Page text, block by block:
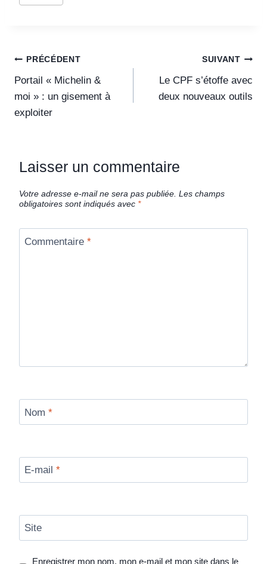
PRÉCÉDENT
Portail « Michelin &
moi » : un gisement à
exploiter
SUIVANT
Le CPF s’étoffe avec
deux nouveaux outils
Laisser un commentaire
Votre adresse e-mail ne sera pas publiée. Les champs
obligatoires sont indiqués avec *
Commentaire *
Nom *
E-mail *
Site
Enregistrer mon nom, mon e-mail et mon site dans le